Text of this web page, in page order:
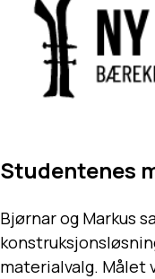
Studentenes
Bjørnar og Markus
materialvalg. Målet